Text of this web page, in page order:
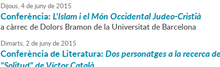
Dijous,4de junyde2015
Conferència:L'Islam i el Món Occidental Judeo-Cristià
a càrrec de Dolors Bramon de la Universitat de Barcelona
Dimarts,2 de junyde2015
Conferència de Literatura:Dos personatges a la recerca